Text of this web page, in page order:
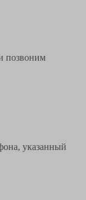
позвоним
указанный